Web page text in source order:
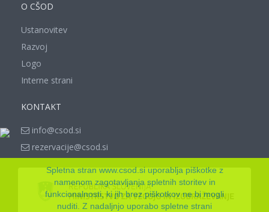
O CŠOD
Ustanovitev
Razvoj
Logo
Interne strani
KONTAKT
info@csod.si
rezervacije@csod.si
Spletna stran www.csod.si uporablja piškotke z
namenom zagotavljanja spletnih storitev in
funkcionalnosti, ki jih brez piškotkov ne bi mogli
nuditi. Z nadaljnjo uporabo spletne strani